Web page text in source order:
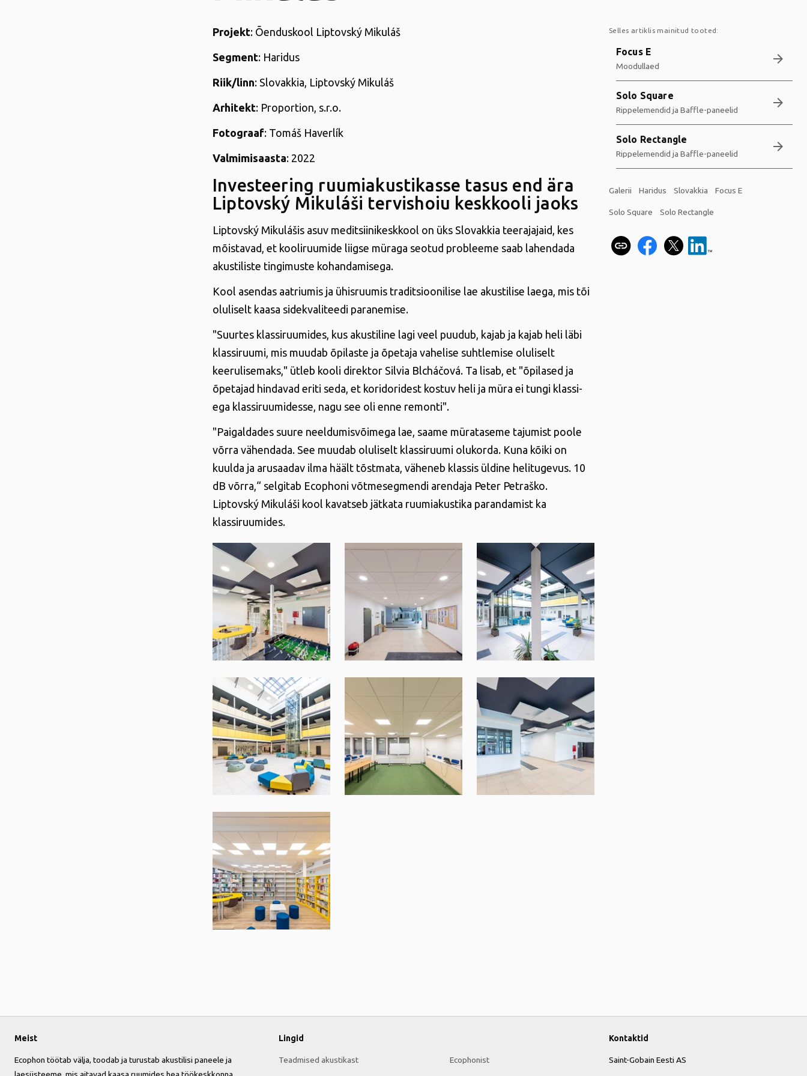
Projekt: Õenduskool Liptovský Mikuláš
Segment: Haridus
Riik/linn: Slovakkia, Liptovský Mikuláš
Arhitekt: Proportion, s.r.o.
Fotograaf: Tomáš Haverlík
Valmimisaasta: 2022
Investeering ruumiakustikasse tasus end ära
Liptovský Mikuláši tervishoiu keskkooli jaoks
Liptovský Mikulášis asuv meditsiinikeskkool on üks Slovakkia teerajajaid, kes
mõistavad, et kooliruumide liigse müraga seotud probleeme saab lahendada
akustiliste tingimuste kohandamisega.
Kool asendas aatriumis ja ühisruumis traditsioonilise lae akustilise laega, mis tõi
oluliselt kaasa sidekvaliteedi paranemise.
"Suurtes klassiruumides, kus akustiline lagi veel puudub, kajab ja kajab heli läbi
klassiruumi, mis muudab õpilaste ja õpetaja vahelise suhtlemise oluliselt
keerulisemaks," ütleb kooli direktor Silvia Blcháčová. Ta lisab, et "õpilased ja
õpetajad hindavad eriti seda, et koridoridest kostuv heli ja müra ei tungi klassi-
ega klassiruumidesse, nagu see oli enne remonti".
"Paigaldades suure neeldumisvõimega lae, saame mürataseme tajumist poole
võrra vähendada. See muudab oluliselt klassiruumi olukorda. Kuna kõiki on
kuulda ja arusaadav ilma häält tõstmata, väheneb klassis üldine helitugevus. 10
dB võrra,“ selgitab Ecophoni võtmesegmendi arendaja Peter Petraško.
Liptovský Mikuláši kool kavatseb jätkata ruumiakustika parandamist ka
klassiruumides.
Selles artiklis mainitud tooted:
Focus E
Moodullaed arrow_forward
Solo Square
Rippelemendid ja Baffle-paneelid arrow_forward
Solo Rectangle
Rippelemendid ja Baffle-paneelid arrow_forward
Galerii Haridus Slovakkia Focus E
Solo Square Solo Rectangle
Meist
Ecophon töötab välja, toodab ja turustab akustilisi paneele ja
Lingid
Teadmised akustikast Ecophonist
Kontaktid
Saint-Gobain Eesti AS